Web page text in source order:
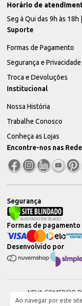
Ao navegar por este site
Horário de
Seg à Qui das 9h às 18h
Suporte
Formas de Pagamento
Segurança e Privacidade
Troca e Devoluções
Institucional
Nossa História
Trabalhe Conosco
Conheça as Lojas
Encontre-nos nas
Segurança
Desenvolvido por
Formas de pagamento
NEVA COMERCIO